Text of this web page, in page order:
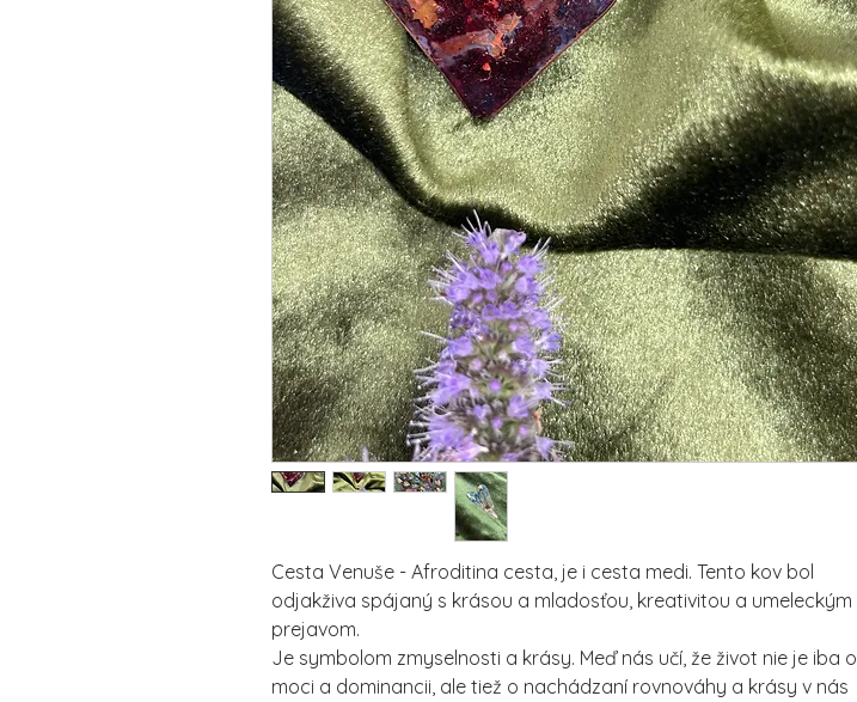
Cesta Venuše - Afroditina cesta, je i cesta medi. Tento kov bol
odjakživa spájaný s krásou a mladosťou, kreativitou a umeleckým
prejavom.
Je symbolom zmyselnosti a krásy. Meď nás učí, že život nie je iba o
moci a dominancii, ale tiež o nachádzaní rovnováhy a krásy v nás